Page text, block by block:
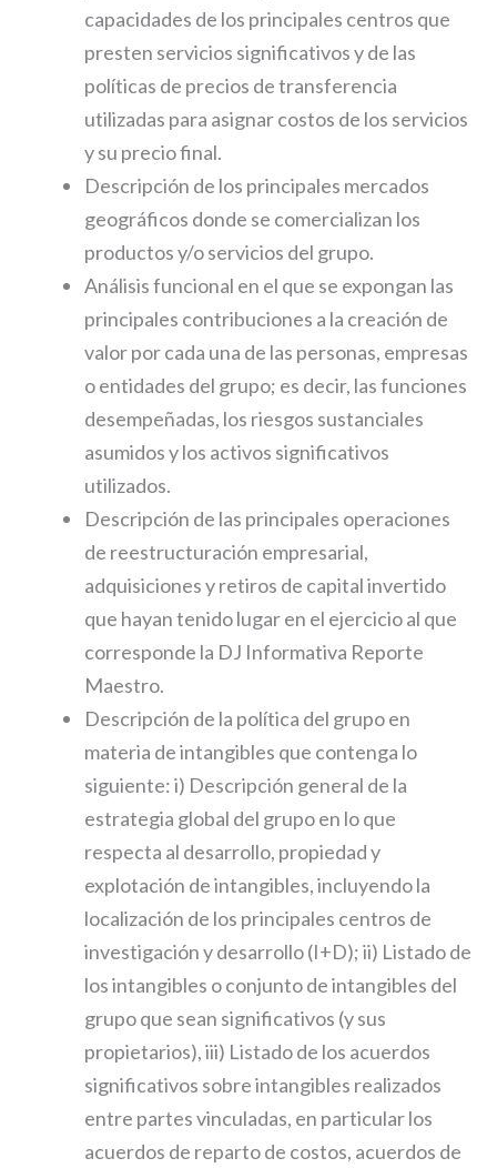
capacidades de los principales centros que
presten servicios significativos y de las
políticas de precios de transferencia
utilizadas para asignar costos de los servicios
y su precio final.
Descripción de los principales mercados
geográficos donde se comercializan los
productos y/o servicios del grupo.
Análisis funcional en el que se expongan las
principales contribuciones a la creación de
valor por cada una de las personas, empresas
o entidades del grupo; es decir, las funciones
desempeñadas, los riesgos sustanciales
asumidos y los activos significativos
utilizados.
Descripción de las principales operaciones
de reestructuración empresarial,
adquisiciones y retiros de capital invertido
que hayan tenido lugar en el ejercicio al que
corresponde la DJ Informativa Reporte
Maestro.
Descripción de la política del grupo en
materia de intangibles que contenga lo
siguiente: i) Descripción general de la
estrategia global del grupo en lo que
respecta al desarrollo, propiedad y
explotación de intangibles, incluyendo la
localización de los principales centros de
investigación y desarrollo (I+D); ii) Listado de
los intangibles o conjunto de intangibles del
grupo que sean significativos (y sus
propietarios), iii) Listado de los acuerdos
significativos sobre intangibles realizados
entre partes vinculadas, en particular los
acuerdos de reparto de costos, acuerdos de